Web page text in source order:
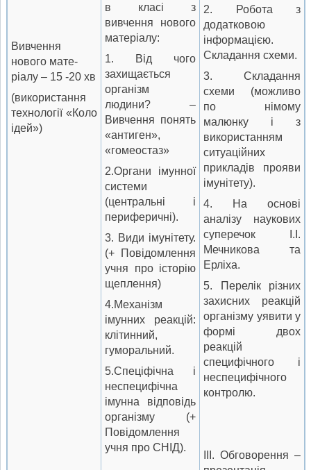
Вивчення
нового мате-
ріалу – 15 -20 хв
(використання
технології «Коло
ідей»)
в класі з
вивчення нового
матеріалу:
1. Від чого
захищається
організм
людини? –
Вивчення понять
«антиген»,
«гомеостаз»
2.Органи імунної
системи
(центральні і
периферичні).
3. Види імунітету.
(+ Повідомлення
учня про історію
щеплення)
4.Механізм
імунних реакцій:
клітинний,
гуморальний.
5.Спеціфічна і
неспецифічна
імунна відповідь
організму (+
Повідомлення
учня про СНІД).
2. Робота з
додатковою
інформацією.
Складання схеми.
3. Складання
схеми (можливо
по німому
малюнку і з
використанням
ситуаційних
прикладів прояви
імунітету).
4. На основі
аналізу наукових
суперечок І.І.
Мечникова та
Ерліха.
5. Перелік різних
захисних реакцій
організму уявити у
формі двох
реакцій
специфічного і
неспецифічного
контролю.
III. Обговорення –